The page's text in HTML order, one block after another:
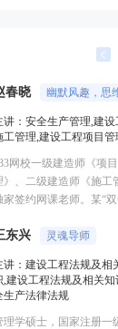
春晓 幽默风趣，思
讲：安全生产管理,建设
工管理,建设工程项目管
网校一级建造师《项
》、二级建造师《施工
家签约网课老师。某“
家一级注册建造师、造
东兴 灵魂导师
讲：建设工程法规及相
,建设工程法规及相关知
生产法律法规
理学硕士，国家注册一